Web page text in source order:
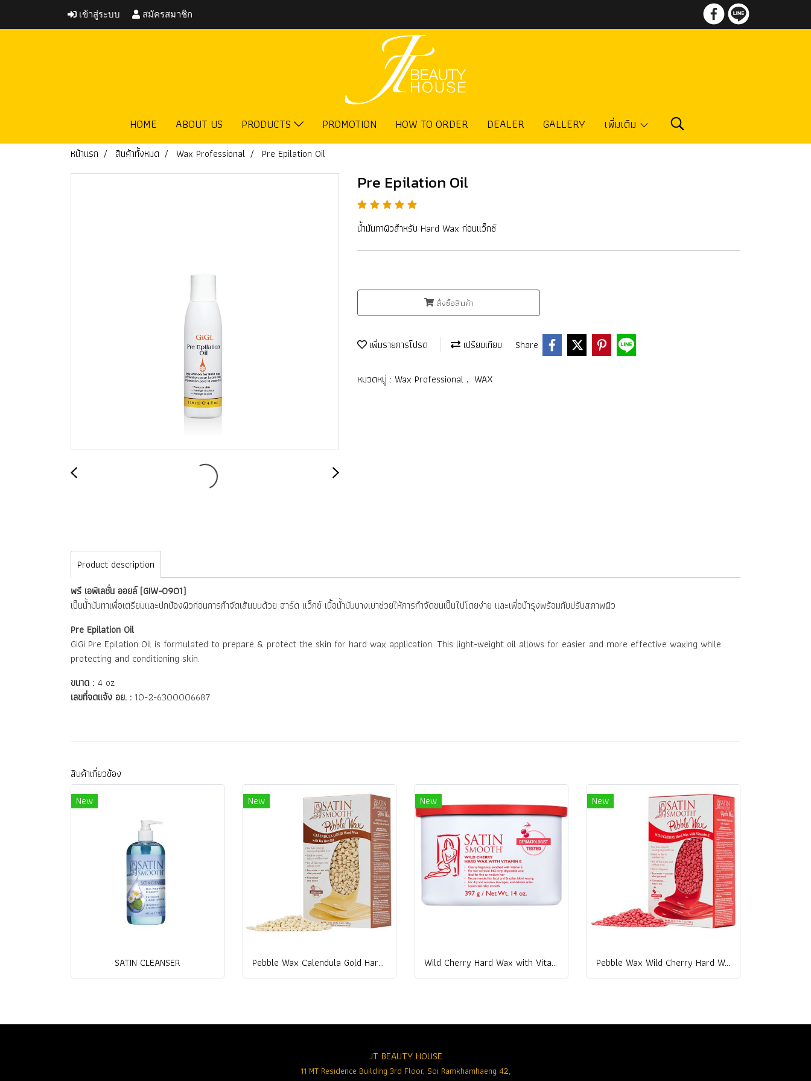
เข้าสู่ระบบ สมัครสมาชิก
HOME ABOUT US PRODUCTS PROMOTION HOW TO ORDER DEALER GALLERY เพิ่มเติม
หน้าแรก สินค้าทั้งหมด Wax Professional Pre Epilation Oil
Pre Epilation Oil
น้ำมันทาผิวสำหรับ Hard Wax ก่อนแว็กซ์
สั่งซื้อสินค้า
เพิ่มรายการโปรด เปรียบเทียบ Share
หมวดหมู่ : Wax Professional , WAX
Product description
พรี เอพิเลชั่น ออยล์ (GIW-0901)
เป็นน้ำมันทาเพื่อเตรียมและปกป้องผิวก่อนการกำจัดเส้นขนด้วย ฮาร์ด แว็กซ์ เนื้อน้ำมันบางเบาช่วยให้การกำจัดขนเป็นไปโดยง่าย และเพื่อบำรุงพร้อมกับปรับสภาพผิว
Pre Epilation Oil
GiGi Pre Epilation Oil is formulated to prepare & protect the skin for hard wax application. This light-weight oil allows for easier and more effective waxing while
protecting and conditioning skin.
ขนาด : 4 oz
เลขที่จดแจ้ง อย. : 10-2-6300006687
สินค้าเกี่ยวข้อง
New
SATIN CLEANSER
New
Pebble Wax Calendula Gold Hard Wax with Tea Tree Oil
New
Wild Cherry Hard Wax with Vitamin E
New
Pebble Wax Wild Cherry Hard Wax with Vitamin E
JT BEAUTY HOUSE
11 MT Residence Building 3rd Floor, Soi Ramkhamhaeng 42,